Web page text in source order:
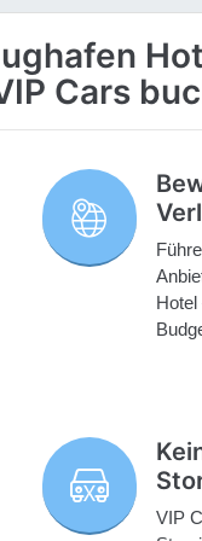
Cars
Hotel
VIP